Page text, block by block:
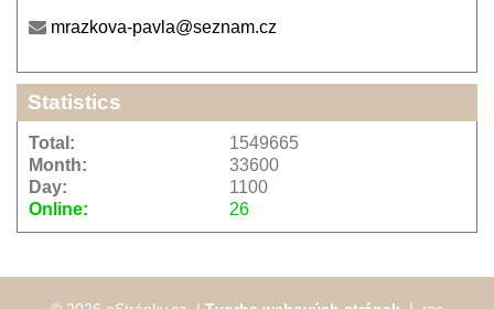
mrazkova-pavla@seznam.cz
Statistics
Online: 26
Total:
1549665
Month:
33600
Day:
1100